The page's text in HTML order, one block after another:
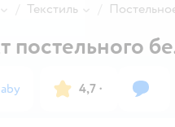
Текстиль
постельного
4,7 ·